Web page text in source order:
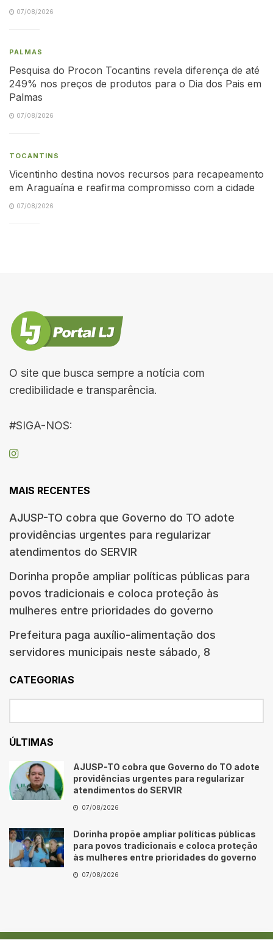
07/08/2026
PALMAS
Pesquisa do Procon Tocantins revela diferença de até
249% nos preços de produtos para o Dia dos Pais em
Palmas
07/08/2026
TOCANTINS
Vicentinho destina novos recursos para recapeamento
em Araguaína e reafirma compromisso com a cidade
07/08/2026
O site que busca sempre a notícia com
credibilidade e transparência.
#SIGA-NOS:
MAIS RECENTES
AJUSP-TO cobra que Governo do TO adote
providências urgentes para regularizar
atendimentos do SERVIR
Dorinha propõe ampliar políticas públicas para
povos tradicionais e coloca proteção às
mulheres entre prioridades do governo
Prefeitura paga auxílio-alimentação dos
servidores municipais neste sábado, 8
CATEGORIAS
ÚLTIMAS
AJUSP-TO cobra que Governo do TO adote
providências urgentes para regularizar
atendimentos do SERVIR
07/08/2026
Dorinha propõe ampliar políticas públicas
para povos tradicionais e coloca proteção
às mulheres entre prioridades do governo
07/08/2026